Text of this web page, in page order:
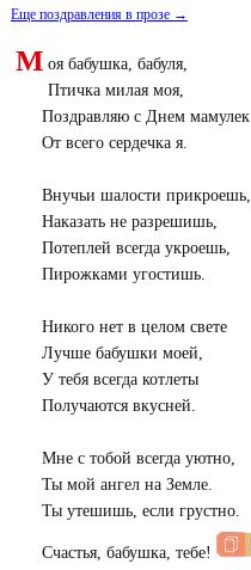
Еще поздравления в прозе →
М оя бабушка, бабуля,
Птичка милая моя,
Поздравляю с Днем мамулек
От всего сердечка я.
Внучьи шалости прикроешь,
Наказать не разрешишь,
Потеплей всегда укроешь,
Пирожками угостишь.
Никого нет в целом свете
Лучше бабушки моей,
У тебя всегда котлеты
Получаются вкусней.
Мне с тобой всегда уютно,
Ты мой ангел на Земле.
Ты утешишь, если грустно.
Счастья, бабушка, тебе!